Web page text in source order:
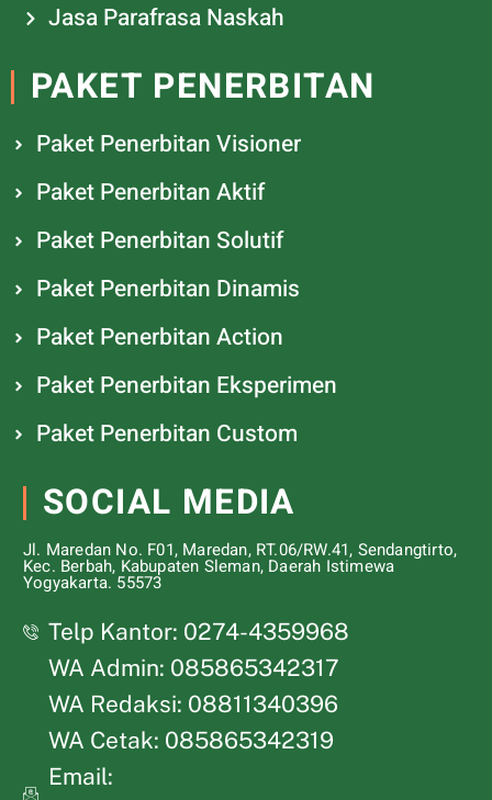
Jasa Parafrasa Naskah
PAKET PENERBITAN
Paket Penerbitan Visioner
Paket Penerbitan Aktif
Paket Penerbitan Solutif
Paket Penerbitan Dinamis
Paket Penerbitan Action
Paket Penerbitan Eksperimen
Paket Penerbitan Custom
SOCIAL MEDIA
Jl. Maredan No. F01, Maredan, RT.06/RW.41, Sendangtirto,
Kec. Berbah, Kabupaten Sleman, Daerah Istimewa
Yogyakarta. 55573
Telp Kantor: 0274-4359968
WA Admin: 085865342317
WA Redaksi: 08811340396
WA Cetak: 085865342319
Email: